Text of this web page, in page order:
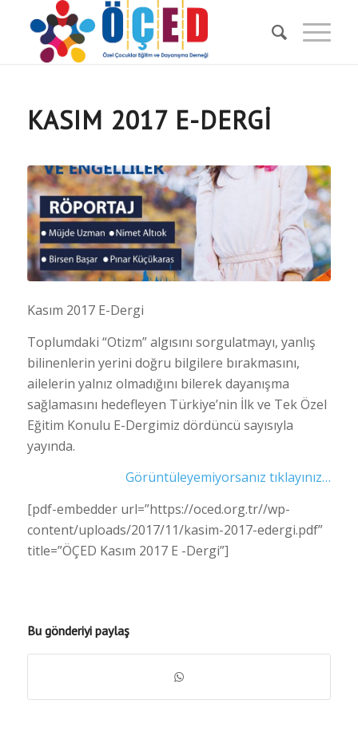
KASIM 2017 E-DERGI
Kasım 2017 E-Dergi
Toplumdaki “Otizm” algısını sorgulatmayı, yanlış
bilinenlerin yerini doğru bilgilere bırakmasını,
ailelerin yalnız olmadığını bilerek dayanışma
sağlamasını hedefleyen Türkiye’nin İlk ve Tek Özel
Eğitim Konulu E-Dergimiz dördüncü sayısıyla
yayında.
Görüntüleyemiyorsanız tıklayınız…
[pdf-embedder url=”https://oced.org.tr//wp-
content/uploads/2017/11/kasim-2017-edergi.pdf”
title=”ÖÇED Kasım 2017 E -Dergi”]
Bu gönderiyi paylaş